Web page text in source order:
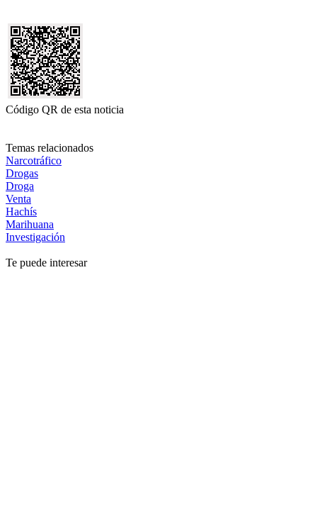
Código QR de esta noticia
Temas relacionados
Narcotráfico
Drogas
Droga
Venta
Hachís
Marihuana
Investigación
Te puede interesar